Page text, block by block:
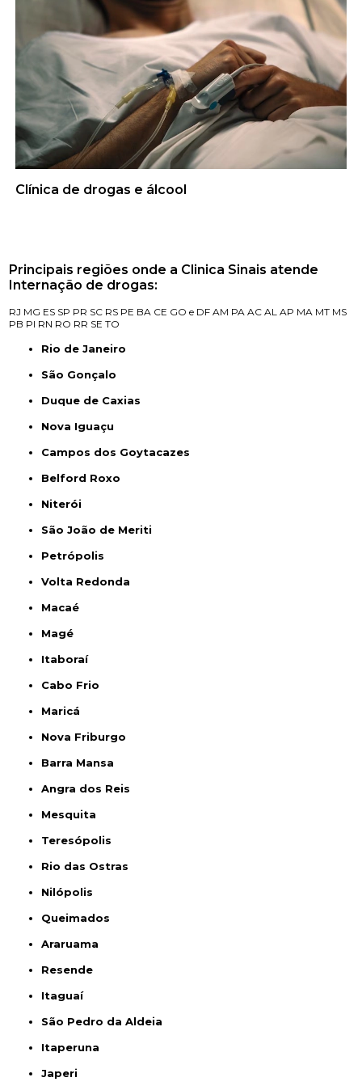
Clínica de drogas e álcool
Principais regiões onde a Clinica Sinais atende
Internação de drogas:
RJ MG ES SP PR SC RS PE BA CE GO e DF AM PA AC AL AP MA MT MS
PB PI RN RO RR SE TO
Rio de Janeiro
São Gonçalo
Duque de Caxias
Nova Iguaçu
Campos dos Goytacazes
Belford Roxo
Niterói
São João de Meriti
Petrópolis
Volta Redonda
Macaé
Magé
Itaboraí
Cabo Frio
Maricá
Nova Friburgo
Barra Mansa
Angra dos Reis
Mesquita
Teresópolis
Rio das Ostras
Nilópolis
Queimados
Araruama
Resende
Itaguaí
São Pedro da Aldeia
Itaperuna
Japeri